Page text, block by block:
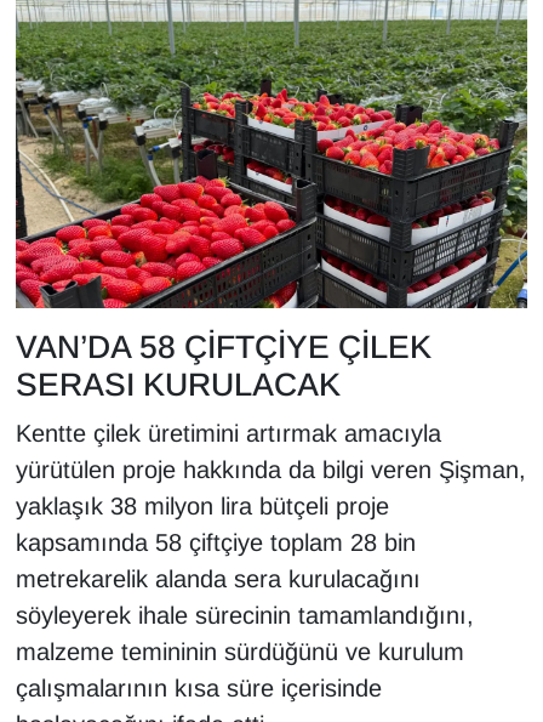
VAN’DA 58 ÇİFTÇİYE ÇİLEK
SERASI KURULACAK
Kentte çilek üretimini artırmak amacıyla
yürütülen proje hakkında da bilgi veren Şişman,
yaklaşık 38 milyon lira bütçeli proje
kapsamında 58 çiftçiye toplam 28 bin
metrekarelik alanda sera kurulacağını
söyleyerek ihale sürecinin tamamlandığını,
malzeme temininin sürdüğünü ve kurulum
çalışmalarının kısa süre içerisinde
VAN'DA SPOR
Vasıta
YAŞAM
YEREL